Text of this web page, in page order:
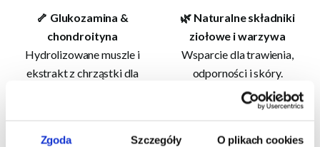
Zgoda Szczegóły O plikach cookies
🦴 Glukozamina &
chondroityna
Hydrolizowane muszle i
ekstrakt z chrząstki dla
🌿 Naturalne składniki
ziołowe i warzywa
Wsparcie dla trawienia,
odporności i skóry.
tłuszcze i omega‑3/6